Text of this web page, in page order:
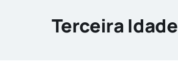
Terceira Idade